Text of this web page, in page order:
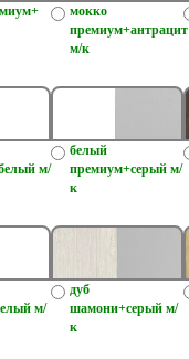
мокко
премиум+антрацит
м/к
м/
белый
премиум+серый м/
к
м/
дуб
шамони+серый м/
к